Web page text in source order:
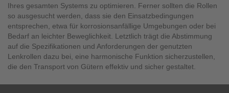
Ihres gesamten Systems zu optimieren. Ferner sollten die Rollen
so ausgesucht werden, dass sie den Einsatzbedingungen
entsprechen, etwa für korrosionsanfällige Umgebungen oder bei
Bedarf an leichter Beweglichkeit. Letztlich trägt die Abstimmung
auf die Spezifikationen und Anforderungen der genutzten
Lenkrollen dazu bei, eine harmonische Funktion sicherzustellen,
die den Transport von Gütern effektiv und sicher gestaltet.